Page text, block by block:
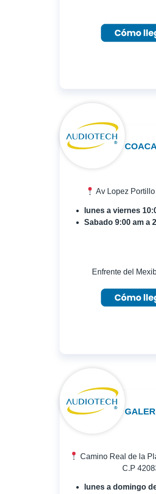
Av Lopez
lunes a viernes
Sabado 9:00 am a
Enfrente del
Camino Real de la
C.P
lunes a domingo